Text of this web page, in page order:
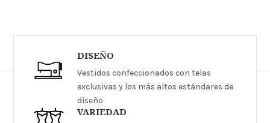
DISEÑO
Vestidos confeccionados con telas
exclusivas y los más altos estándares de
diseño
VARIEDAD